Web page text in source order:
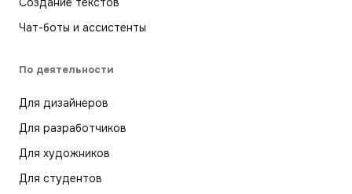
Чат-боты и ассистенты
По деятельности
Для дизайнеров
Для разработчиков
Для художников
Для студентов